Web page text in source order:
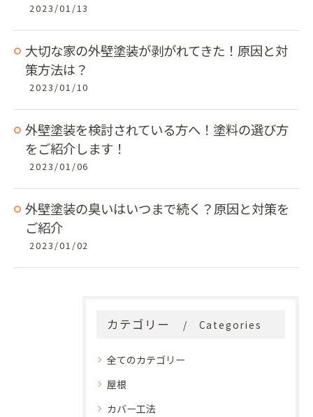
2023/01/13
大切な家の外壁塗装が剥がれてきた！原因と対
策方法は？
2023/01/10
外壁塗装を検討されている方へ！塗料の選び方
をご紹介します！
2023/01/06
外壁塗装の臭いはいつまで続く？原因と対策を
ご紹介
2023/01/02
カテゴリー Categories
全てのカテゴリー
屋根
カバー工法